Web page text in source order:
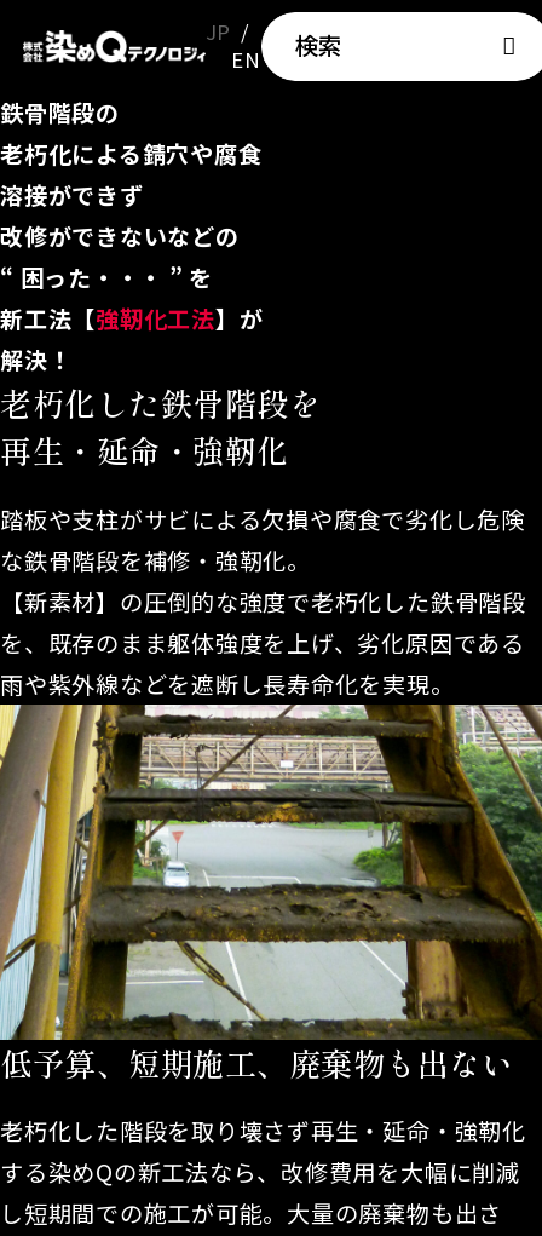
JP
EN
検索
鉄骨階段の
老朽化による錆穴や腐食
溶接ができず
改修ができないなどの
“ 困った・・・ ” を
新工法【強靭化工法】が
解決！
老朽化した鉄骨階段を
再生・延命・強靭化
踏板や支柱がサビによる欠損や腐食で劣化し危険
な鉄骨階段を補修・強靭化。
【新素材】の圧倒的な強度で老朽化した鉄骨階段
を、既存のまま躯体強度を上げ、劣化原因である
雨や紫外線などを遮断し長寿命化を実現。
低予算、短期施工、廃棄物も出ない
老朽化した階段を取り壊さず再生・延命・強靭化
する染めQの新工法なら、改修費用を大幅に削減
し短期間での施工が可能。大量の廃棄物も出さ